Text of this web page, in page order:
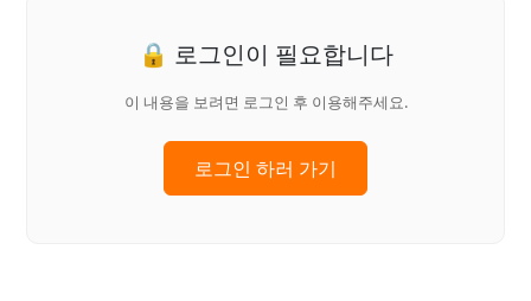
🔒 로그인이 필요합니다
이 내용을 보려면 로그인 후 이용해주세요.
로그인 하러 가기